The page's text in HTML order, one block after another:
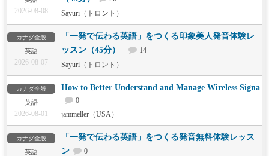
2026-08-08
Sayuri（トロント）
カナダ全般
英語
2026-08-07
「一発で伝わる英語」をつくる印象美人発音体験レ
ッスン（45分）
14
Sayuri（トロント）
カナダ全般
英語
2026-08-01
How to Better Understand and Manage Wireless Signa
0
jammeller（USA）
カナダ全般
英語
「一発で伝わる英語」をつくる発音無料体験レッス
ン
0